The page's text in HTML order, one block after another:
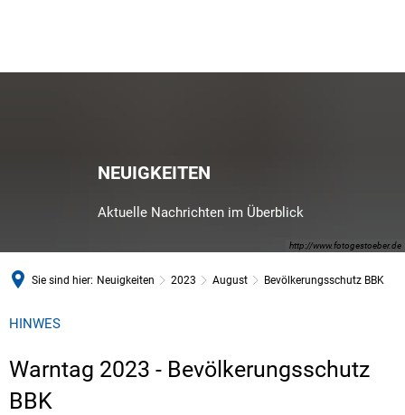
http://www.fotogestoeber.de
NEUIGKEITEN
Aktuelle Nachrichten im Überblick
Sie sind hier: Neuigkeiten 2023 August Bevölkerungsschutz BBK
HINWES
Warntag 2023 - Bevölkerungsschutz
BBK